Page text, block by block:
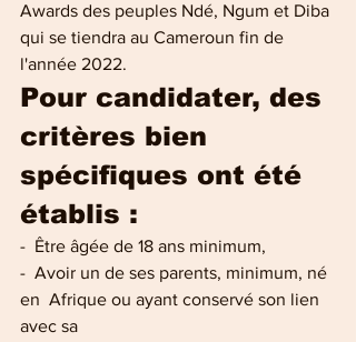
Awards des peuples Ndé, Ngum et Diba
qui se tiendra au Cameroun fin de
l'année 2022.
Pour candidater, des
critères bien
spécifiques ont été
établis :
-  Être âgée de 18 ans minimum,
-  Avoir un de ses parents, minimum, né
en  Afrique ou ayant conservé son lien
avec sa